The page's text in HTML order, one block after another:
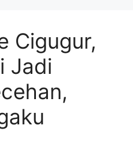
Cigugur,
Jadi